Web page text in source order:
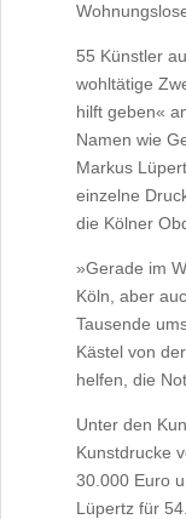
55 Künstler
wohltätige
hilft geben«
Namen wie
Markus
einzelne
die Kölner
»Gerade im
Köln, aber
Tausende
Kästel von
helfen, die
Unter den
Kunstdrucke
30.000 Euro
Lüpertz für